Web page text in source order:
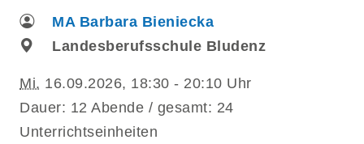
MA Barbara Bieniecka
Landesberufsschule Bludenz
Mi. 16.09.2026, 18:30 - 20:10 Uhr
Dauer: 12 Abende / gesamt: 24
Unterrichtseinheiten